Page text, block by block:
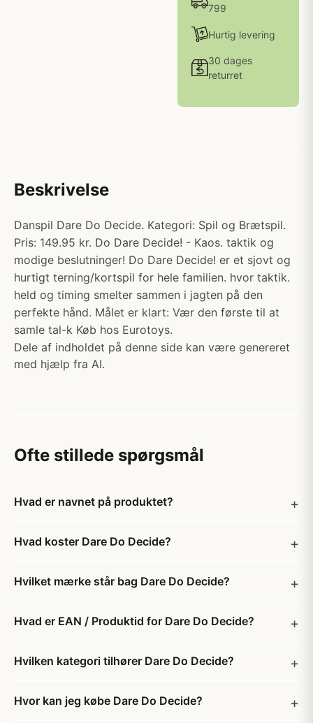
799
Hurtig levering
30 dages
returret
Beskrivelse
Danspil Dare Do Decide. Kategori: Spil og Brætspil.
Pris: 149.95 kr. Do Dare Decide! - Kaos. taktik og
modige beslutninger! Do Dare Decide! er et sjovt og
hurtigt terning/kortspil for hele familien. hvor taktik.
held og timing smelter sammen i jagten på den
perfekte hånd. Målet er klart: Vær den første til at
samle tal-k Køb hos Eurotoys.
Dele af indholdet på denne side kan være genereret
med hjælp fra AI.
Ofte stillede spørgsmål
Hvad er navnet på produktet?
Hvad koster Dare Do Decide?
Hvilket mærke står bag Dare Do Decide?
Hvad er EAN / Produktid for Dare Do Decide?
Hvilken kategori tilhører Dare Do Decide?
Hvor kan jeg købe Dare Do Decide?